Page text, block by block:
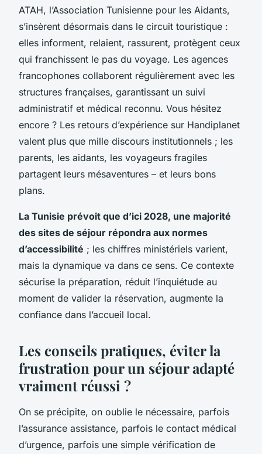
ATAH, l’Association Tunisienne pour les Aidants,
s’insèrent désormais dans le circuit touristique :
elles informent, relaient, rassurent, protègent ceux
qui franchissent le pas du voyage. Les agences
francophones collaborent régulièrement avec les
structures françaises, garantissant un suivi
administratif et médical reconnu. Vous hésitez
encore ? Les retours d’expérience sur Handiplanet
valent plus que mille discours institutionnels ; les
parents, les aidants, les voyageurs fragiles
partagent leurs mésaventures – et leurs bons
plans.
La Tunisie prévoit que d’ici 2028, une majorité
des sites de séjour répondra aux normes
d’accessibilité ; les chiffres ministériels varient,
mais la dynamique va dans ce sens. Ce contexte
sécurise la préparation, réduit l’inquiétude au
moment de valider la réservation, augmente la
confiance dans l’accueil local.
Les conseils pratiques, éviter la
frustration pour un séjour adapté
vraiment réussi ?
On se précipite, on oublie le nécessaire, parfois
l’assurance assistance, parfois le contact médical
d’urgence, parfois une simple vérification de